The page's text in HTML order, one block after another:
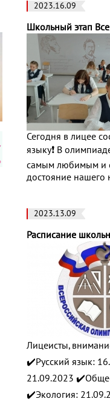
2023.16.09
Школьный этап
Сегодня в лицее
языку❗️ В
самым любимым и
достояние нашего
2023.13.09
Расписание
Лицеисты,
✔️Русский язык:
21.09.2023
✔️Экология: